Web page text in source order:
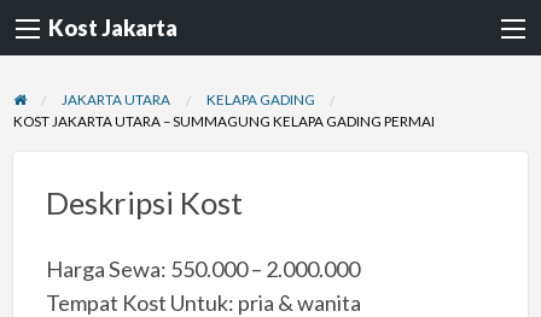
Kost Jakarta
JAKARTA UTARA
KELAPA GADING
KOST JAKARTA UTARA – SUMMAGUNG KELAPA GADING PERMAI
Deskripsi Kost
Harga Sewa: 550.000 – 2.000.000
Tempat Kost Untuk: pria & wanita